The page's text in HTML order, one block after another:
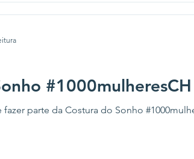
#1000mulheresCH
parte da Costura do Sonho